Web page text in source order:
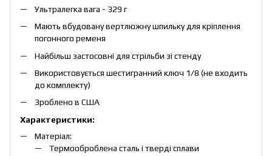
Ультралегка вага - 329 г
Мають вбудовану вертлюжну шпильку для кріплення
погонного ременя
Найбільш застосовні для стрільби зі стенду
Використовується шестигранний ключ 1/8 (не входить
до комплекту)
Зроблено в США
Характеристики:
Матеріал:
Термооброблена сталь і тверді сплави